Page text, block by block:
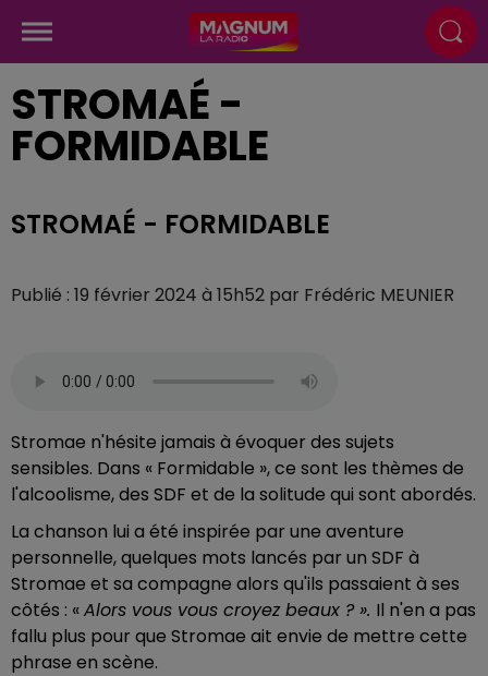
STROMAÉ -
FORMIDABLE
STROMAÉ - FORMIDABLE
Publié : 19 février 2024 à 15h52 par Frédéric MEUNIER
Stromae n'hésite jamais à évoquer des sujets
sensibles. Dans « Formidable », ce sont les thèmes de
l'alcoolisme, des SDF et de la solitude qui sont abordés.
La chanson lui a été inspirée par une aventure
personnelle, quelques mots lancés par un SDF à
Stromae et sa compagne alors qu'ils passaient à ses
côtés : «Alors vous vous croyez beaux ? ». Il n'en a pas
fallu plus pour que Stromae ait envie de mettre cette
phrase en scène.